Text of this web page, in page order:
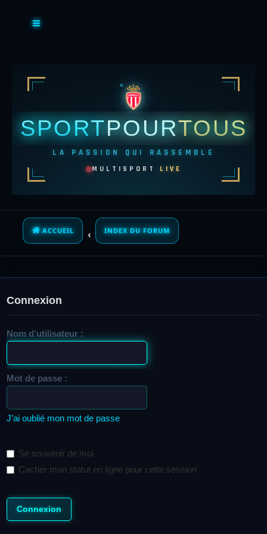
SPORTPOURTOUS
LA PASSION QUI RASSEMBLE
MULTISPORT LIVE
ACCUEIL INDEX DU FORUM
Connexion
Nom d’utilisateur :
Mot de passe :
J’ai oublié mon mot de passe
Se souvenir de moi
Cacher mon statut en ligne pour cette session